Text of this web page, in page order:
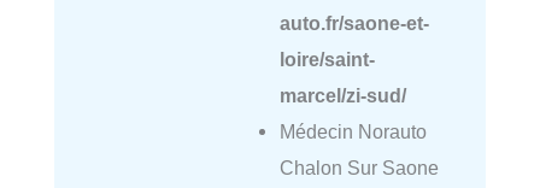
auto.fr/saone-et-
loire/saint-
marcel/zi-sud/
Médecin Norauto
Chalon Sur Saone